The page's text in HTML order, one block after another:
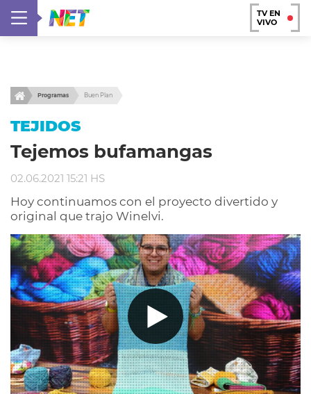
TV EN
VIVO
Programas Buen Plan
TEJIDOS
Tejemos bufamangas
02.06.2021 15:21 HS
Hoy continuamos con el proyecto divertido y
original que trajo Winelvi.